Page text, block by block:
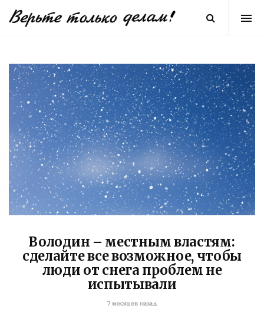
Володин – местным властям:
сделайте все возможное, чтобы
люди от снега проблем не
испытывали
7 месяцев назад